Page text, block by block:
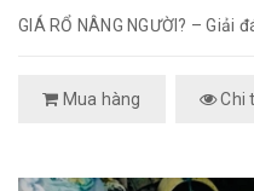
GIÁ RỔ NÂNG NGƯỜI? – Giải
Mua hàng Chi